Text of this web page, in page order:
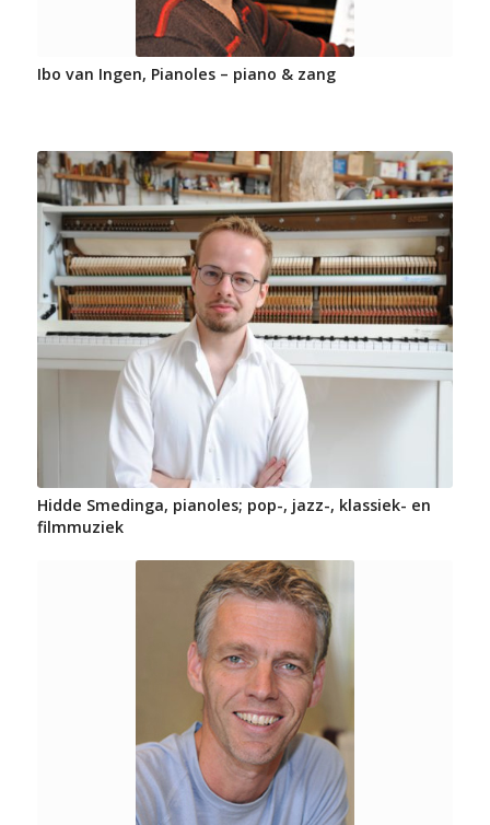
Ibo van Ingen, Pianoles – piano & zang
Hidde Smedinga, pianoles; pop-, jazz-, klassiek- en
filmmuziek